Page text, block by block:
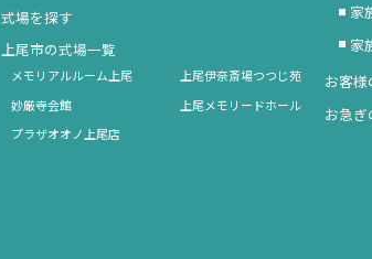
式場を探す
上尾市の式場一覧
メモリアルルーム上尾
上尾伊奈斎場つつじ苑
妙厳寺会館
上尾メモリードホール
プラザオオノ上尾店
家
家
お客様
お急ぎ